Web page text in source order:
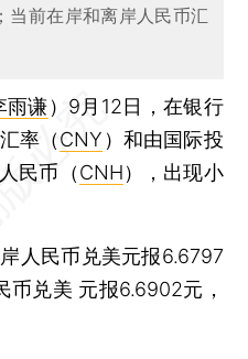
当前在岸和离岸人民币汇
雨谦） 9月12日，在银行
率（CNY ）和由国际投
民币（CNH），出现小
民币兑美元报6.6797
币兑美 元报6.6902元，